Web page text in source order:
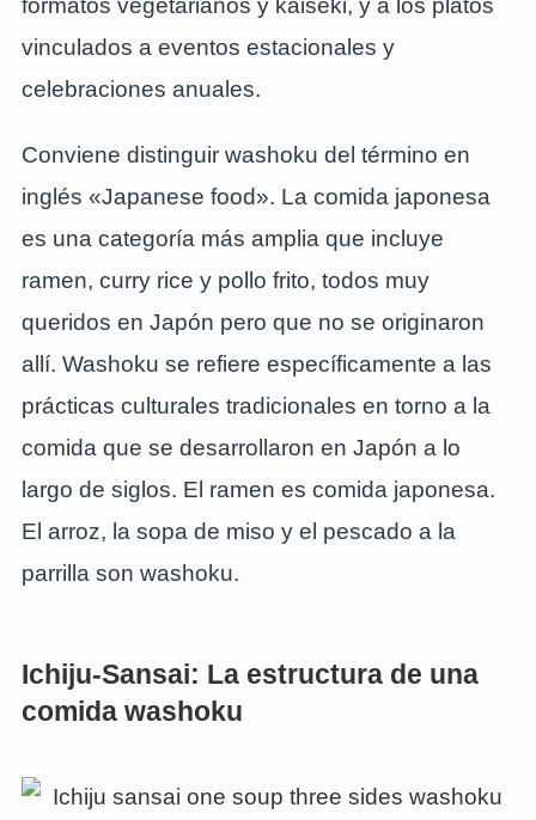
formatos vegetarianos y kaiseki, y a los platos
vinculados a eventos estacionales y
celebraciones anuales.
Conviene distinguir washoku del término en
inglés «Japanese food». La comida japonesa
es una categoría más amplia que incluye
ramen, curry rice y pollo frito, todos muy
queridos en Japón pero que no se originaron
allí. Washoku se refiere específicamente a las
prácticas culturales tradicionales en torno a la
comida que se desarrollaron en Japón a lo
largo de siglos. El ramen es comida japonesa.
El arroz, la sopa de miso y el pescado a la
parrilla son washoku.
Ichiju-Sansai: La estructura de una
comida washoku